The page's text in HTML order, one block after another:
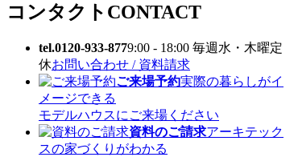
コンタクト CONTACT
tel.0120-933-8779:00 - 18:00 毎週水・木曜定
休お問い合わせ / 資料請求
ご来場予約実際の暮らしがイ
メージできる
モデルハウスにご来場ください
資料のご請求アーキテック
スの家づくりがわかる